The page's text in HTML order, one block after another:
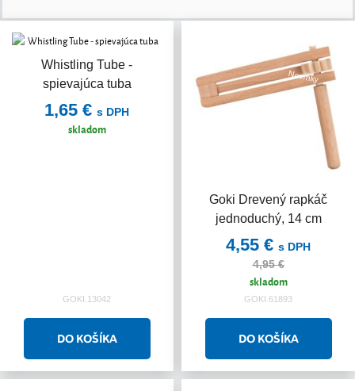
Whistling Tube -
spievajúca tuba
1,65 € s DPH
skladom
GOKI.13042
Goki Drevený rapkáč
jednoduchý, 14 cm
Novinky
4,55 € s DPH
4,95 €
skladom
GOKI.61893